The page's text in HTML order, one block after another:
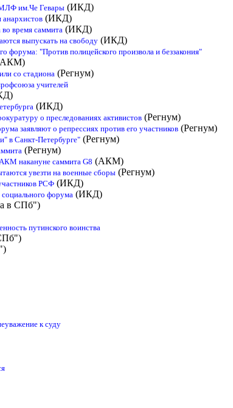
МЛФ им.Че Гевары (ИКД)
(ИКД)
время саммита (ИКД)
выпускать на свободу (ИКД)
форума: "Против полицейского произвола и беззакония"
со стадиона (Регнум)
учителей
(ИКД)
о преследованиях активистов (Регнум)
заявляют о репрессиях против его участников (Регнум)
в Санкт-Петербурге" (Регнум)
(Регнум)
накануне саммита G8 (АКМ)
увезти на военные сборы (Регнум)
РСФ (ИКД)
социального форума (ИКД)
в СПб")
путинского воинства
к суду